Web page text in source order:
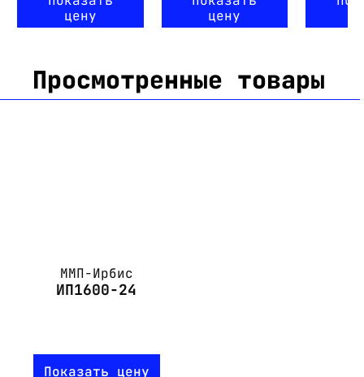
цену
цену
Просмотренные товары
ММП-Ирбис
ИП1600-24
Показать цену